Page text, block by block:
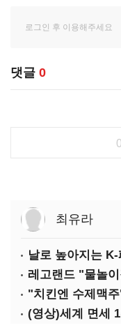
댓글 0
최유라
"치킨엔 수제맥